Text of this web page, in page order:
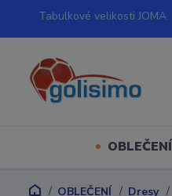
Tabulkové velikosti JOMA
OBLEČENÍ
OBLEČENÍ Dresy